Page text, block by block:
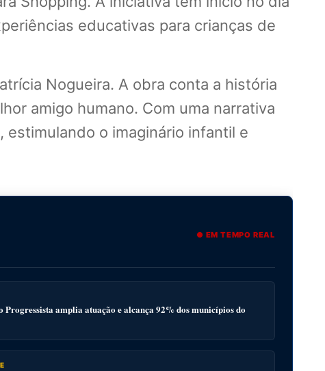
educativas para crianças de
Nogueira. A obra conta a história
amigo humano. Com uma narrativa
o imaginário infantil e
● EM TEMPO REAL
Progressista amplia atuação e alcança 92% dos municípios do